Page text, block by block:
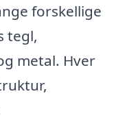
forskellige
tegl,
metal. Hver